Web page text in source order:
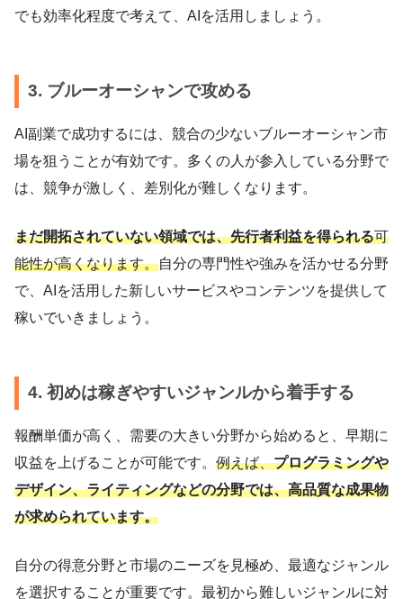
でも効率化程度で考えて、AIを活用しましょう。
3. ブルーオーシャンで攻める
AI副業で成功するには、競合の少ないブルーオーシャン市
場を狙うことが有効です。多くの人が参入している分野で
は、競争が激しく、差別化が難しくなります。
まだ開拓されていない領域では、先行者利益を得られる可
能性が高くなります。自分の専門性や強みを活かせる分野
で、AIを活用した新しいサービスやコンテンツを提供して
稼いでいきましょう。
4. 初めは稼ぎやすいジャンルから着手する
報酬単価が高く、需要の大きい分野から始めると、早期に
収益を上げることが可能です。 例えば、プログラミングや
デザイン、ライティングなどの分野では、高品質な成果物
が求められています。
自分の得意分野と市場のニーズを見極め、最適なジャンル
を選択することが重要です。最初から難しいジャンルに対